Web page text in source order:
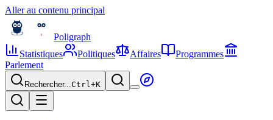
Aller au contenu principal
Poligraph
Statistiques
Politiques Affaires
Programmes
Parlement
Rechercher...Ctrl+K